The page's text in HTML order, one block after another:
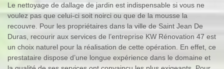
Le nettoyage de dallage de jardin est indispensable si vous ne
voulez pas que celui-ci soit noirci ou que de la mousse la
recouvre. Pour les propriétaires dans la ville de Saint Jean De
Duras, recourir aux services de l’entreprise KW Rénovation 47 est
un choix naturel pour la réalisation de cette opération. En effet, ce
prestataire dispose d’une longue expérience dans le domaine et